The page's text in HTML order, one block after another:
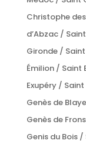
Christophe
d’Abzac /
Gironde /
Émilion / Saint
Exupéry /
Genès de
Genès de
Genis du Bois